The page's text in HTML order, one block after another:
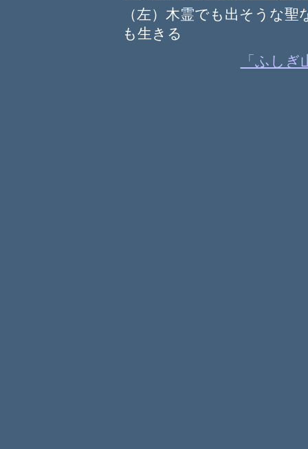
（左）木霊でも出そう
も生きる
「ふしぎ